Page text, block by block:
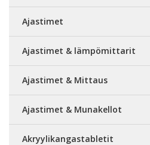
Ajastimet
Ajastimet & lämpömittarit
Ajastimet & Mittaus
Ajastimet & Munakellot
Akryylikangastabletit